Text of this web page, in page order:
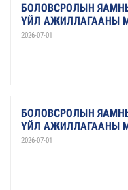
БОЛОВСРОЛЫН
ҮЙЛ АЖИЛЛАГААНЫ
2026-07-01
БОЛОВСРОЛЫН
ҮЙЛ АЖИЛЛАГААНЫ
2026-07-01